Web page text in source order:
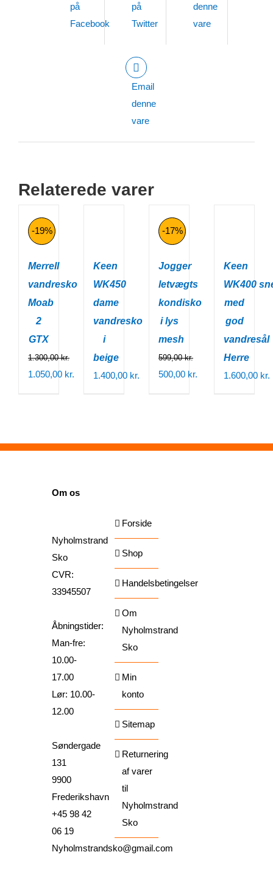
på
Facebook
på
Twitter
denne
vare
Email
denne
vare
Relaterede varer
-19%
Merrell
vandresko
Moab
2
GTX
1.300,00kr.
Den
1.300,00 kr..
1.050,00 kr.
er:
Keen
WK450
dame
vandresko
i
beige
1.400,00 kr.
-17%
Jogger
letvægts
kondisko
i lys
mesh
599,00kr.
Den
599,00 kr..
500,00 kr.
er:
Keen
WK400
med
god
vandresål
Herre
1.600,00 kr.
Om os
Nyholmstrand
Sko
CVR:
33945507
Åbningstider:
Man-fre:
10.00-
17.00
Lør: 10.00-
12.00
Søndergade
131
9900
Frederikshavn
+45 98 42
06 19
Nyholmstrandsko@gmail.com
Forside
Shop
Handelsbetingelser
Om
Nyholmstrand
Sko
Min
konto
Sitemap
Returnering
af varer
til
Nyholmstrand
Sko